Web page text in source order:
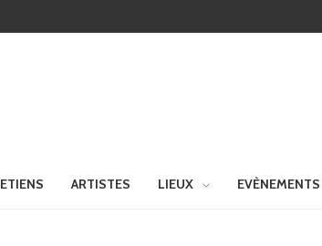
ARTISTES LIEUX EVÈNEMENTS